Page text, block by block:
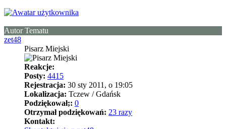
Autor Tematu
zet48
Pisarz Miejski
Reakcje:
Posty: 4415
Rejestracja: 30 sty 2011, o 19:05
Lokalizacja: Tczew / Gdańsk
Podziękował;: 0
Otrzymał podziękowań: 23 razy
Kontakt: